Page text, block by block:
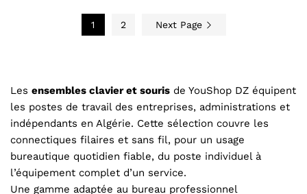
1 2 Next Page
Les ensembles clavier et souris de YouShop DZ équipent
les postes de travail des entreprises, administrations et
indépendants en Algérie. Cette sélection couvre les
connectiques filaires et sans fil, pour un usage
bureautique quotidien fiable, du poste individuel à
l’équipement complet d’un service.
Une gamme adaptée au bureau professionnel